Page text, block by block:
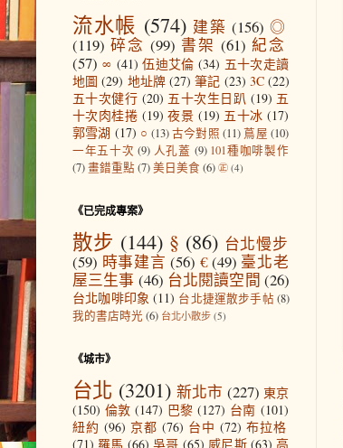
流水帳 (574) 建築 (156) ◎
(119) 碎念 (99) 書架 (61) 紀念
(57) ∞ (41) 伍迪艾倫 (34) 五十次走讀
地圖 (29) 地址牌 (27) 筆記 (23) 3C (22)
五十次健行 (20) 五十次生日趴 (19) 五
十次肉桂捲 (19) 夜景 (19) 五十冰 (17)
郭雪湖 (17) ○ (13)古今對照 (11) 蔦屋 (10)
一年五十次 (9) 人孔蓋 (9) 101種咖啡製作
(7)畫錯重點 (7)美日美食 (6) ㊣ (4)
《已完成專案》
散步 (144) § (86) 台北慢步
(59) 時事建言 (56) € (49) 臺北老
屋三生事 (46) 台北閱讀空間 (26)
台北咖啡印象 (11) 台北捷運散步手帖 (8)
我的書店時光 (6) 台北小散步 (5)
《城市》
台北 (3201) 新北市 (227) 東京
(150) 倫敦 (147) 巴黎 (127) 台南 (101)
紐約 (96) 京都 (76) 台中 (72) 布拉格
(71) 羅馬 (66) 吳哥 (65) 威尼斯 (63) 高